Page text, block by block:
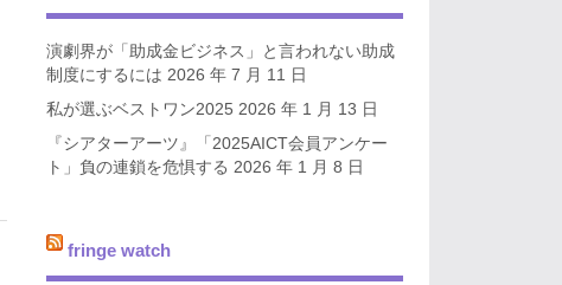
演劇界が「助成金ビジネス」と言われない助成
制度にするには 2026 年 7 月 11 日
私が選ぶベストワン2025 2026 年 1 月 13 日
『シアターアーツ』「2025AICT会員アンケー
ト」負の連鎖を危惧する 2026 年 1 月 8 日
fringe watch